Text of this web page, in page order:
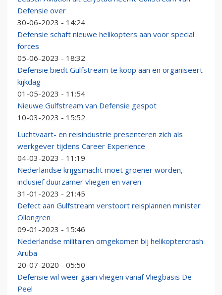
Defensie over
30-06-2023 - 14:24
Defensie schaft nieuwe helikopters aan voor special
forces
05-06-2023 - 18:32
Defensie biedt Gulfstream te koop aan en organiseert
kijkdag
01-05-2023 - 11:54
Nieuwe Gulfstream van Defensie gespot
10-03-2023 - 15:52
Luchtvaart- en reisindustrie presenteren zich als
werkgever tijdens Career Experience
04-03-2023 - 11:19
Nederlandse krijgsmacht moet groener worden,
inclusief duurzamer vliegen en varen
31-01-2023 - 21:45
Defect aan Gulfstream verstoort reisplannen minister
Ollongren
09-01-2023 - 15:46
Nederlandse militairen omgekomen bij helikoptercrash
Aruba
20-07-2020 - 05:50
Defensie wil weer gaan vliegen vanaf Vliegbasis De
Peel